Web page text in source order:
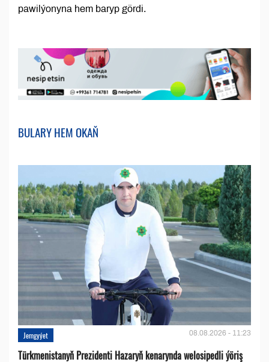
pawilýonyna hem baryp gördi.
BULARY HEM OKAŇ
Jemgyýet 08.08.2026 - 11:23
Türkmenistanyň Prezidenti Hazaryň kenarynda welosipedli ýöriş